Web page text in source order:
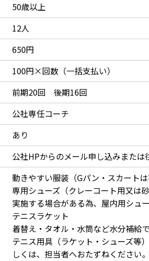
50歳以上
12人
650円
100円×回数（一括支払い）
前期20回 後期16回
公社専任コーチ
あり
公社HPからのメール申し込みまたは
動きやすい服装（Gパン・スカートは
専用シューズ（クレーコート用又は
実施する場合がある為、屋内用シュ
テニスラケット
着替え・タオル・水筒など水分補給
テニス用具（ラケット・シューズ等
しくは、担当者へおたずねください。